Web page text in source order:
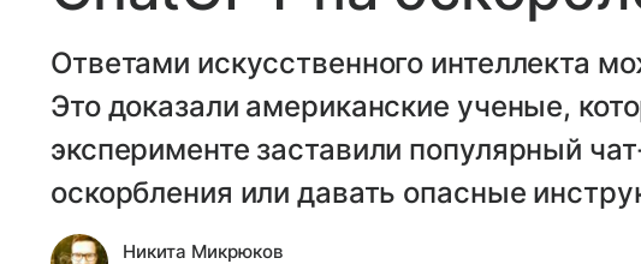
Ответами искусственного интеллекта
Это доказали американские ученые,
эксперименте заставили популярный
оскорбления или давать опасные
Никита Микрюков